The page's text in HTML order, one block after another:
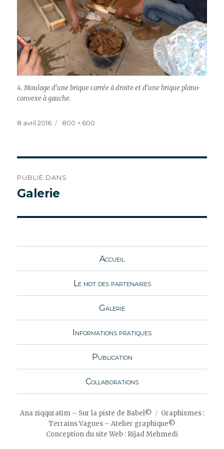
4. Moulage d’une brique carrée à droite et d’une brique plano-
convexe à gauche.
Publié
8 avril 2016
Taille
800 × 600
de
PUBLIÉ DANS
Galerie
Accueil
Le mot des partenaires
Galerie
Informations pratiques
Publication
Collaborations
Ana ziqquratim – Sur la piste de Babel©
Graphismes :
Terrains Vagues – Atelier graphique©
Conception du site Web : Rijad Mehmedi